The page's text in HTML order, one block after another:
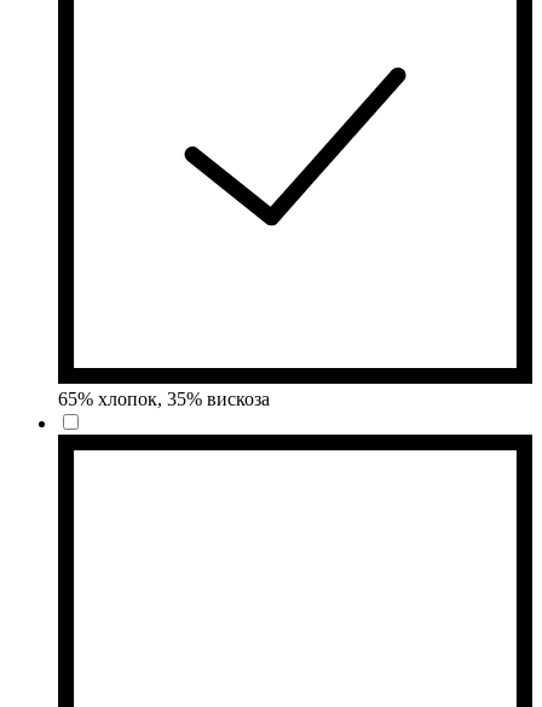
65% хлопок, 35% вискоза